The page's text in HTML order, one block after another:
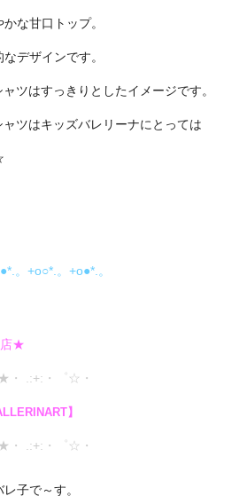
な甘口トップ。
デザインです。
ツはすっきりとしたイメージです。
ツはキッズバレリーナにとっては
。+o○*.。+o●*.。
店★
・ .:+:・゜☆・
】
・ .:+:・゜☆・
子で～す。